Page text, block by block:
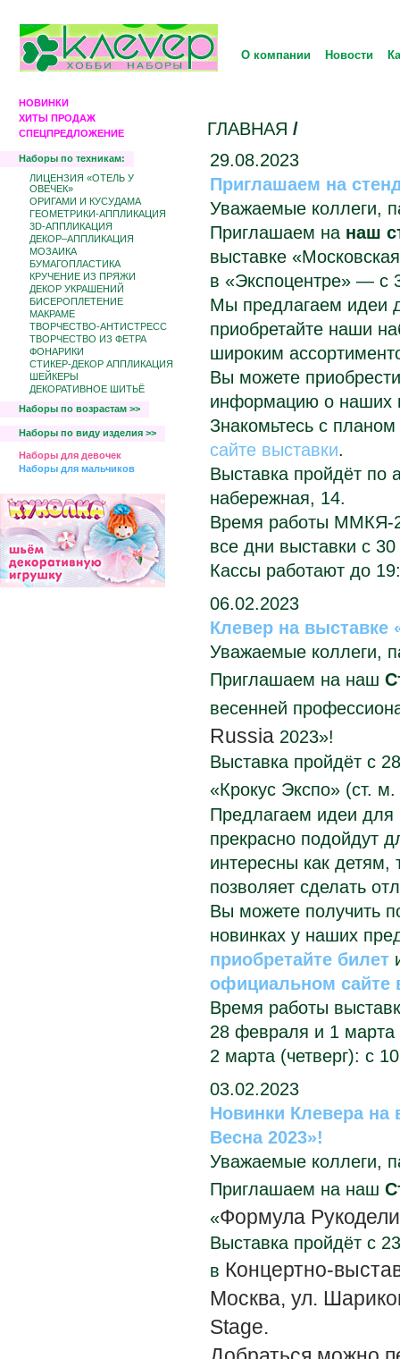
О компании Новости
НОВИНКИ
ХИТЫ ПРОДАЖ
СПЕЦПРЕДЛОЖЕНИЕ
Наборы по техникам:
ЛИЦЕНЗИЯ «ОТЕЛЬ У
ОВЕЧЕК»
ОРИГАМИ И КУСУДАМА
ГЕОМЕТРИКИ-АППЛИКАЦИЯ
3D-АППЛИКАЦИЯ
ДЕКОР–АППЛИКАЦИЯ
МОЗАИКА
БУМАГОПЛАСТИКА
КРУЧЕНИЕ ИЗ ПРЯЖИ
ДЕКОР УКРАШЕНИЙ
БИCЕРОПЛЕТЕНИЕ
МАКРАМЕ
ТВОРЧЕСТВО-АНТИСТРЕСС
ТВОРЧЕСТВО ИЗ ФЕТРА
ФОНАРИКИ
СТИКЕР-ДЕКОР АППЛИКАЦИЯ
ШЕЙКЕРЫ
ДЕКОРАТИВНОЕ ШИТЬЁ
Наборы по возрастам >>
Наборы по виду изделия >>
Наборы для девочек
Наборы для мальчиков
ГЛАВНАЯ /
29.08.2023
Приглашаем на
Уважаемые коллеги,
Приглашаем на наш
выставке
в «Экспоцентре» — с
Мы предлагаем идеи
приобретайте наши
широким
Вы можете
информацию о наших
Знакомьтесь с
сайте выставки.
Выставка пройдёт по
набережная, 14.
Время работы ММКЯ-
все дни выставки с
Кассы работают до
06.02.2023
Клевер на выставке
Уважаемые коллеги,
Приглашаем на наш
весенней
Russia 2023»!
Выставка пройдёт с
«Крокус Экспо» (ст.
Предлагаем идеи
прекрасно подойдут
интересны как детям,
позволяет сделать
Вы можете получить
новинках у наших
приобретайте билет
официальном сайте
Время работы
28 февраля и 1 марта
2 марта (четверг): с
03.02.2023
Новинки Клевера
Весна 2023»!
Уважаемые коллеги,
Приглашаем на наш
«Формула
Выставка пройдёт с
в Концертно-
Москва, ул.
Stage.